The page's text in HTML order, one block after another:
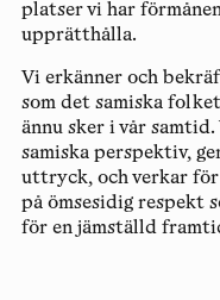
platser vi har
upprätthålla.
Vi erkänner och
som det samiska
ännu sker i vår
samiska perspektiv,
uttryck, och verkar
på ömsesidig respekt
för en jämställd